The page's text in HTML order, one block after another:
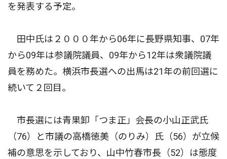
を発表する予定。
田中氏は２０００年から06年に長野県知事、07年
から09年は参議院議員、09年から12年は衆議院議
員を務めた。横浜市長選への出馬は21年の前回選に
続いて２回目。
市長選には青果卸「つま正」会長の小山正武氏
（76）と市議の高橋徳美（のりみ）氏（56）が立候
補の意思を示しており、山中竹春市長（52）は態度